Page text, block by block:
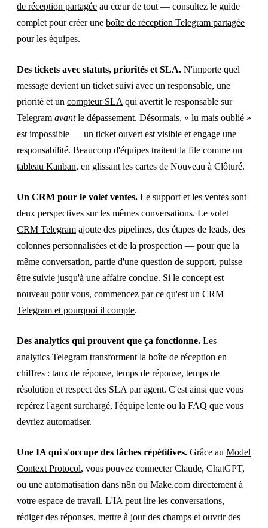
de réception partagée au cœur de tout — consultez le guide
complet pour créer une boîte de réception Telegram partagée
pour les équipes.
Des tickets avec statuts, priorités et SLA. N'importe quel
message devient un ticket suivi avec un responsable, une
priorité et un compteur SLA qui avertit le responsable sur
Telegram avantle dépassement. Désormais, « lu mais oublié »
est impossible — un ticket ouvert est visible et engage une
responsabilité. Beaucoup d'équipes traitent la file comme un
tableau Kanban, en glissant les cartes de Nouveau à Clôturé.
Un CRM pour le volet ventes. Le support et les ventes sont
deux perspectives sur les mêmes conversations. Le volet
CRM Telegram ajoute des pipelines, des étapes de leads, des
colonnes personnalisées et de la prospection — pour que la
même conversation, partie d'une question de support, puisse
être suivie jusqu'à une affaire conclue. Si le concept est
nouveau pour vous, commencez parce qu'est un CRM
Telegram et pourquoi il compte.
Des analytics qui prouvent que ça fonctionne. Les
analytics Telegram transforment la boîte de réception en
chiffres : taux de réponse, temps de réponse, temps de
résolution et respect des SLA par agent. C'est ainsi que vous
repérez l'agent surchargé, l'équipe lente ou la FAQ que vous
devriez automatiser.
Une IA qui s'occupe des tâches répétitives. Grâce au Model
Context Protocol, vous pouvez connecter Claude, ChatGPT,
ou une automatisation dans n8n ou Make.com directement à
votre espace de travail. L'IA peut lire les conversations,
rédiger des réponses, mettre à jour des champs et ouvrir des